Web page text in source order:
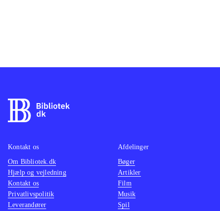
Kontakt os
Om Bibliotek.dk
Hjælp og vejledning
Kontakt os
Privatlivspolitik
Leverandører
Afdelinger
Bøger
Artikler
Film
Musik
Spil